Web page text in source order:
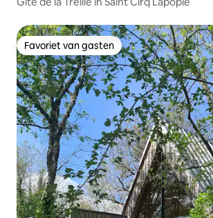
Favoriet van gasten
Favoriet van gasten